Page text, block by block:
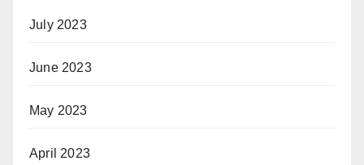
July 2023
June 2023
May 2023
April 2023